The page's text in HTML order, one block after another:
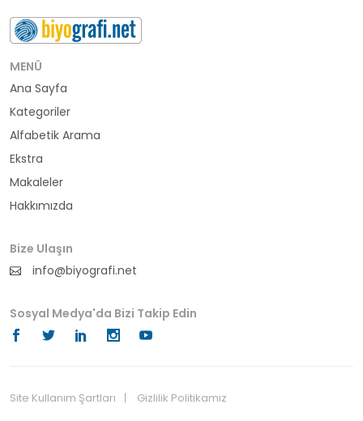
buluş
bürokrat
büyükelçi
cumhurbaşkanı
din adamı
doktor
fotoğrafçı
futbol
MENÜ
Ana Sayfa
Kategoriler
Alfabetik Arama
Ekstra
Makaleler
Hakkımızda
Bize Ulaşın
info@biyografi.net
Sosyal Medya'da Bizi Takip Edin
Site Kullanım Şartları
Gizlilik Politikamız